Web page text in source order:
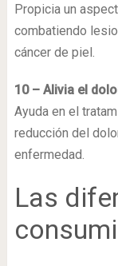
Propicia un
combatiendo
cáncer de piel.
10 – Alivia el
Ayuda en el
reducción del
enfermedad.
Las